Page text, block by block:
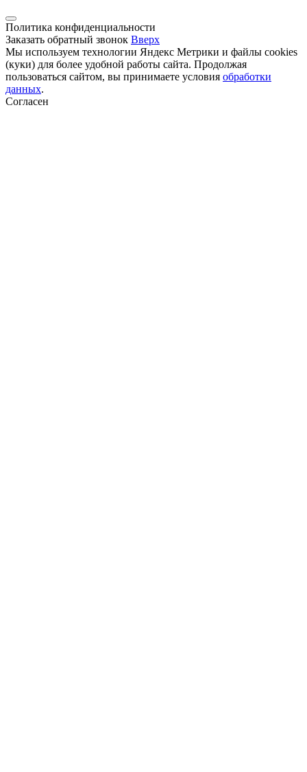
Политика конфиденциальности
Заказать обратный звонок Вверх
Мы используем технологии Яндекс Метрики и файлы cookies
(куки) для более удобной работы сайта. Продолжая
пользоваться сайтом, вы принимаете условия обработки
данных.
Согласен